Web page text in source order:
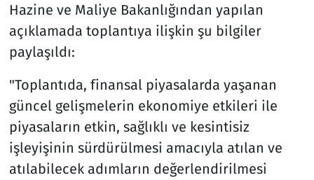
Hazine ve Maliye Bakanlığından yapılan
açıklamada toplantıya ilişkin şu bilgiler
paylaşıldı:
"Toplantıda, finansal piyasalarda yaşanan
güncel gelişmelerin ekonomiye etkileri ile
piyasaların etkin, sağlıklı ve kesintisiz
işleyişinin sürdürülmesi amacıyla atılan ve
atılabilecek adımların değerlendirilmesi